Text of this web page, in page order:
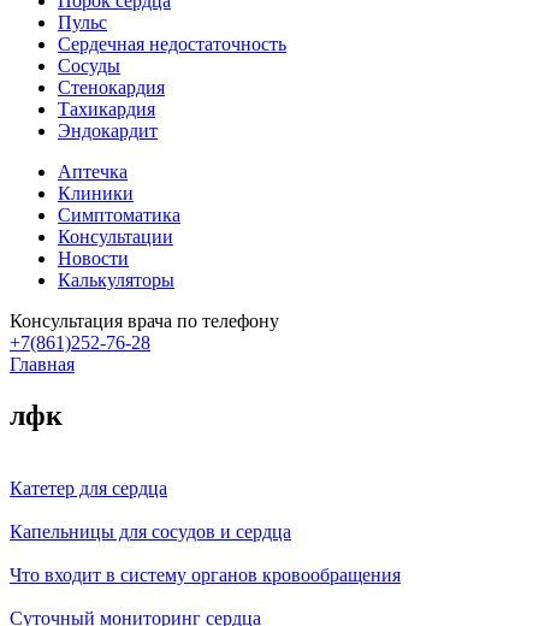
Пульс
Сердечная недостаточность
Сосуды
Стенокардия
Тахикардия
Эндокардит
Аптечка
Клиники
Симптоматика
Консультации
Новости
Калькуляторы
Консультация врача по телефону
+7(861)252-76-28
Главная
лфк
Катетер для сердца
Капельницы для сосудов и сердца
Что входит в систему органов кровообращения
Суточный мониторинг сердца